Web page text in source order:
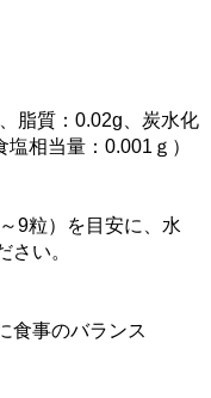
脂質：0.02g、炭水化
相当量：0.001ｇ）
9粒）を目安に、水
さい。
食事のバランス